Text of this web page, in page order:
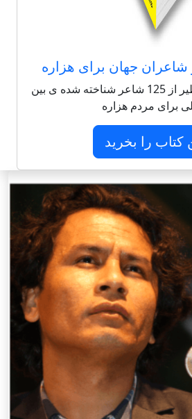
شاعران جهان برای هزاره
مجموعه شعر بی نظیر از 125 شاعر شناخته شده ی بین
برای مردم هزاره
کتاب را بخرید